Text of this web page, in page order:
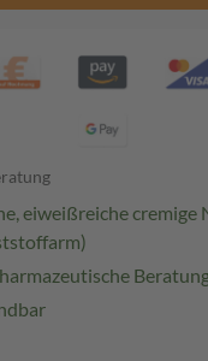
eiweißreiche cremige